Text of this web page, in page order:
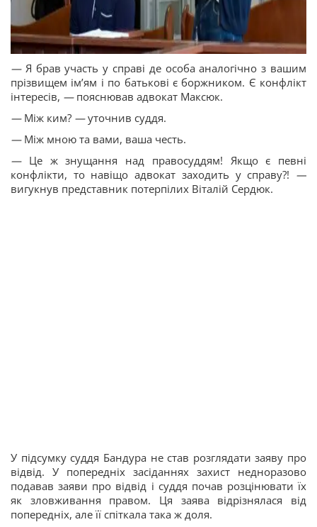
—Я брав участь у справі де особа аналогічно з вашим
прізвищем імʼям і по батькові є боржником. Є конфлікт
інтересів, —пояснював адвокат Максюк.
—Між ким? —уточнив суддя.
—Між мною та вами, ваша честь.
—Це ж знущання над правосуддям! Якщо є певні
конфлікти, то навіщо адвокат заходить у справу?! —
вигукнув представник потерпілих Віталій Сердюк.
У підсумку суддя Бандура не став розглядати заяву про
відвід. У попередніх засіданнях захист недноразово
подавав заяви про відвід і суддя почав розцінювати їх
як зловживання правом. Ця заява відрізнялася від
попередніх, але її спіткала така ж доля.